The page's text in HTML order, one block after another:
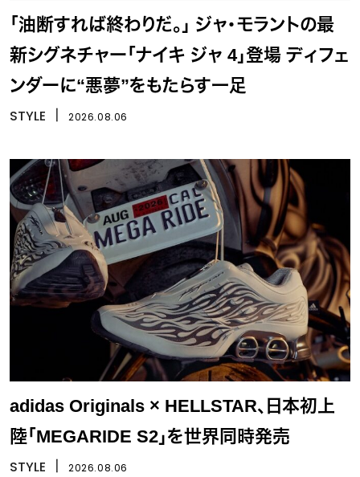
「油断すれば終わりだ。」 ジャ・モラントの最
新シグネチャー「ナイキ ジャ 4」登場 ディフェ
ンダーに“悪夢”をもたらす一足
STYLE 2026.08.06
adidas Originals × HELLSTAR、日本初上
陸「MEGARIDE S2」を世界同時発売
STYLE 2026.08.06